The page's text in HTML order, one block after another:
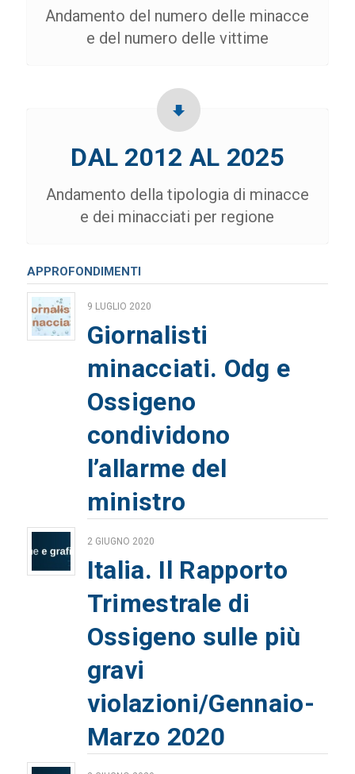
Andamento del numero delle minacce
e del numero delle vittime
DAL 2012 AL 2025
Andamento della tipologia di minacce
e dei minacciati per regione
APPROFONDIMENTI
9 LUGLIO 2020
Giornalisti
minacciati. Odg e
Ossigeno
condividono
l’allarme del
ministro
2 GIUGNO 2020
Italia. Il Rapporto
Trimestrale di
Ossigeno sulle più
gravi
violazioni/Gennaio-
Marzo 2020